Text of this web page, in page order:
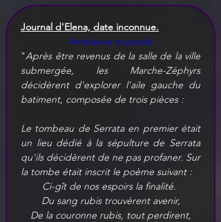
Journal d'Elena, date inconnue.
Ambiance musicale
"Après être revenus de la salle de la ville
submergée, les Marche-Zéphyrs
décidèrent d'explorer l'aile gauche du
batiment, composée de trois pièces :
Le tombeau de Serrata en premier était
un lieu dédié à la sépulture de Serrata
qu'ils décidèrent de ne pas profaner. Sur
la tombe était inscrit le poème suivant :
Ci-gît de nos espoirs la finalité.
Du sang rubis trouvèrent avenir,
De la couronne rubis, tout perdirent,